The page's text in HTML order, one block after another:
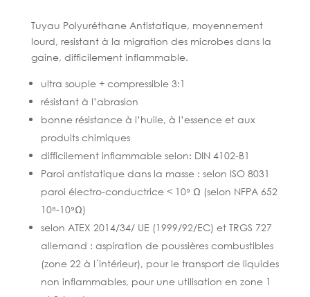
Tuyau Polyuréthane Antistatique, moyennement
lourd, resistant à la migration des microbes dans la
gaine, difficilement inflammable.
ultra souple + compressible 3:1
résistant à l’abrasion
bonne résistance à l’huile, à l’essence et aux
produits chimiques
difficilement inflammable selon: DIN 4102-B1
Paroi antistatique dans la masse : selon ISO 8031
paroi électro-conductrice < 10⁹ Ω (selon NFPA 652
10⁸-10⁹Ω)
selon ATEX 2014/34/ UE (1999/92/EC) et TRGS 727
allemand : aspiration de poussières combustibles
(zone 22 à l´intérieur), pour le transport de liquides
non inflammables, pour une utilisation en zone 1